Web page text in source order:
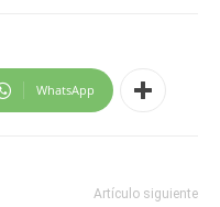
WhatsApp
Artículo siguiente